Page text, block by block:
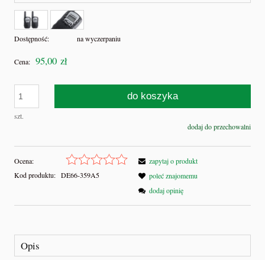
Dostępność: na wyczerpaniu
Cena: 95,00 zł
szt.
do koszyka
dodaj do przechowalni
Ocena:
Kod produktu: DE66-359A5
zapytaj o produkt
poleć znajomemu
dodaj opinię
Opis